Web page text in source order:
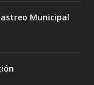
Municipal